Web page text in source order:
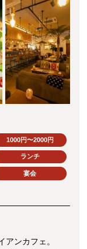
1000円〜2000円
ランチ
宴会
ンカフェ。